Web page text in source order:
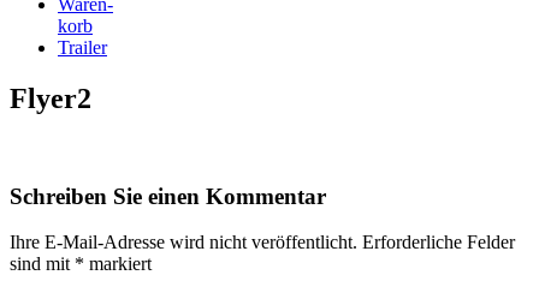
Waren-
korb
Trailer
Flyer2
Schreiben Sie einen Kommentar
Ihre E-Mail-Adresse wird nicht veröffentlicht. Erforderliche Felder
sind mit * markiert